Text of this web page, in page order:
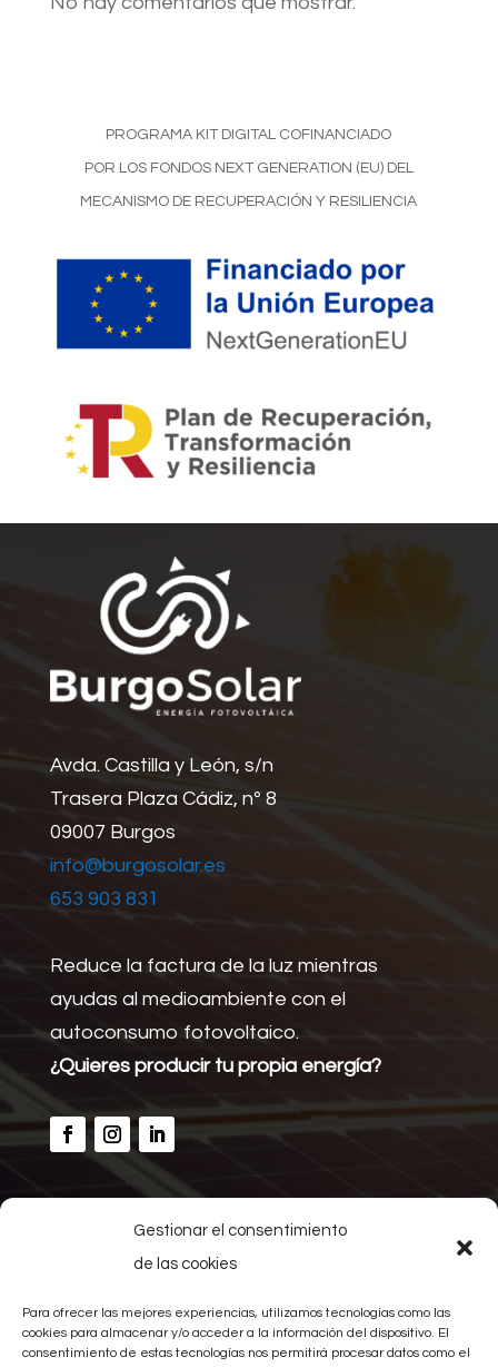
Gestionar el consentimiento
de las cookies
Para ofrecer las mejores experiencias, utilizamos tecnologías como las
cookies para almacenar y/o acceder a la información del dispositivo. El
consentimiento de estas tecnologías nos permitirá procesar datos como el
PROGRAMA KIT DIGITAL COFINANCIADO
POR LOS FONDOS NEXT GENERATION (EU) DEL
MECANISMO DE RECUPERACIÓN Y RESILIENCIA
Avda. Castilla y León, s/n
Trasera Plaza Cádiz, nº 8
09007 Burgos
info@burgosolar.es
653 903 831
Reduce la factura de la luz mientras
ayudas al medioambiente con el
autoconsumo fotovoltaico.
¿Quieres producir tu propia energía?
Calcular ahorro
Proyectos
Noticias